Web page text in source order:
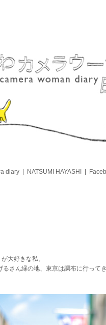
diary NATSUMI HAYASHI
大好きな私。
るさん縁の地、東京は調布に行って